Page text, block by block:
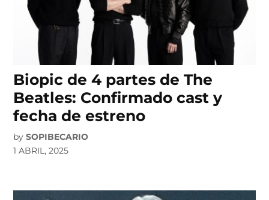
Biopic de 4 partes de The
Beatles: Confirmado cast y
fecha de estreno
by SOPIBECARIO
1 ABRIL, 2025